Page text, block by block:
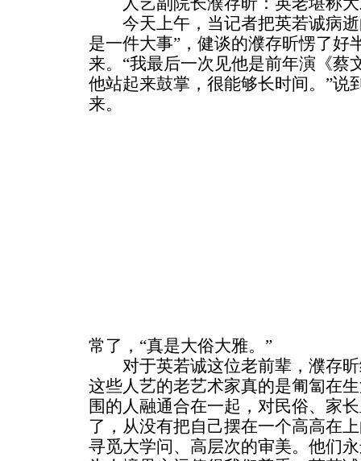
今天上午，当记者把英若诚病逝
是一件大事”，健谈的濮存昕愣了好
来。“我最后一次见他是前年演《蔡
他站起来鼓掌，很能够长时间。”说
来。
常了，“真是大俗大雅。”
对于英若诚这位老前辈，濮存昕
这些人艺的老艺术家真的是匍匐在
围的人融通合在一起，对民俗、家
了，从没有把自己摆在一个高高在
寻觅大学问、高层次的审美。他们